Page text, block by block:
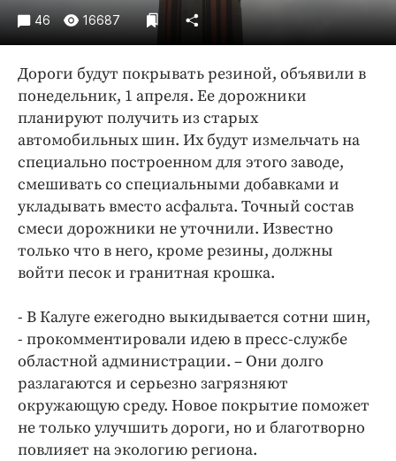
Экономика и бизнес
ПРОЕКТЫ
Блоги
Издания
Медиаперсона
Интересное чтиво
Клиника года
Бренд года
Работодатель года
46 16687
Дороги будут покрывать резиной, объявили в
понедельник, 1 апреля. Ее дорожники
планируют получить из старых
автомобильных шин. Их будут измельчать на
специально построенном для этого заводе,
смешивать со специальными добавками и
укладывать вместо асфальта. Точный состав
смеси дорожники не уточнили. Известно
только что в него, кроме резины, должны
войти песок и гранитная крошка.
- В Калуге ежегодно выкидывается сотни шин,
- прокомментировали идею в пресс-службе
областной администрации. – Они долго
разлагаются и серьезно загрязняют
окружающую среду. Новое покрытие поможет
не только улучшить дороги, но и благотворно
повлияет на экологию региона.